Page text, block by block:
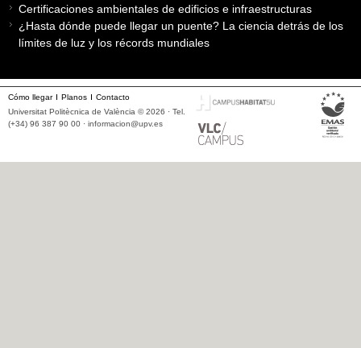
Certificaciones ambientales de edificios e infraestructuras
¿Hasta dónde puede llegar un puente? La ciencia detrás de los
límites de luz y los récords mundiales
Cómo llegar Planos
Contacto
Universitat Politècnica de València © 2026 · Tel.
(+34) 96 387 90 00 · informacion@upv.es